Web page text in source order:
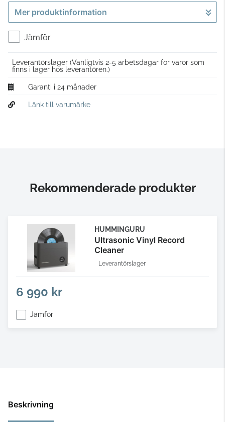
Gå till kassan
Mer produktinformation
Jämför
Leverantörslager (Vanligtvis 2-5 arbetsdagar för varor som
finns i lager hos leverantören.)
Garanti i 24 månader
Länk till varumärke
Rekommenderade produkter
HUMMINGURU
Ultrasonic Vinyl Record
Cleaner
Leverantörslager
6 990 kr
Jämför
Beskrivning